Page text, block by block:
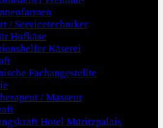
/ Servicetechniker
Hofkäse
Käserei
Fachangestellte
/ Masseur
Hotel Müritzpalais